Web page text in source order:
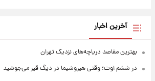
آخرین اخبار
بهترین مقاصد دریاچه‌های نزدیک تهران
در ششم اوت؛ وقتی هیروشیما در دیگ قیر می‌جوشید